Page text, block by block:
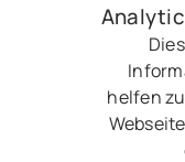
helfen